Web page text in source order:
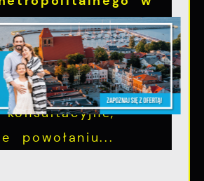
pomorskim
Państwo, serdecznie
na otwarte
powołaniu...